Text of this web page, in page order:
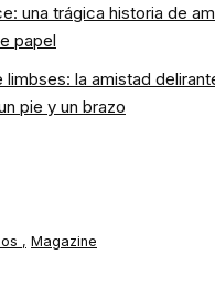
una trágica historia de
papel
limbses: la amistad
pie y un brazo
Magazine